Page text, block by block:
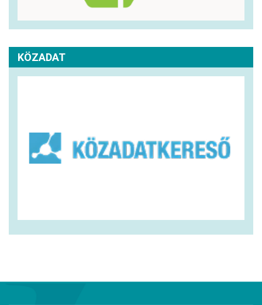
KÖZADAT